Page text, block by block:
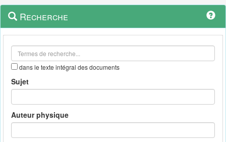
Navigation
outils
Menu
contextuel
Recherche
dans le texte intégral des documents
Sujet
Auteur physique